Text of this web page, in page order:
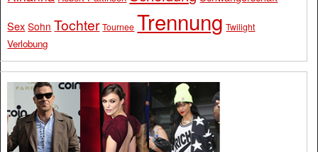
Sex Sohn Tochter Tournee Trennung Twilight
Verlobung